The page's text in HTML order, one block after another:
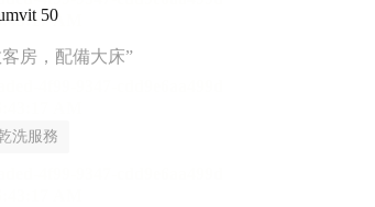
50
客房，配備大床”
洗服務